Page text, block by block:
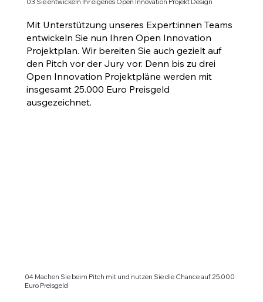
04 Machen Sie beim Pitch mit und nutzen Sie die Chance auf 25.000
Euro Preisgeld
Mit Unterstützung unseres Expert:innen Teams
entwickeln Sie nun Ihren Open Innovation
Projektplan. Wir bereiten Sie auch gezielt auf
den Pitch vor der Jury vor. Denn bis zu drei
Open Innovation Projektpläne werden mit
insgesamt 25.000 Euro Preisgeld
ausgezeichnet.
03 Sie entwickeln Ihr eigenes Open Innovation Projekt Design